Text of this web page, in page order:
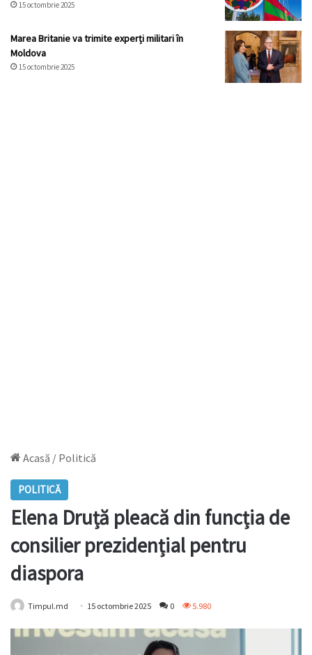
15 octombrie 2025
Marea Britanie va trimite experți militari în
Moldova
15 octombrie 2025